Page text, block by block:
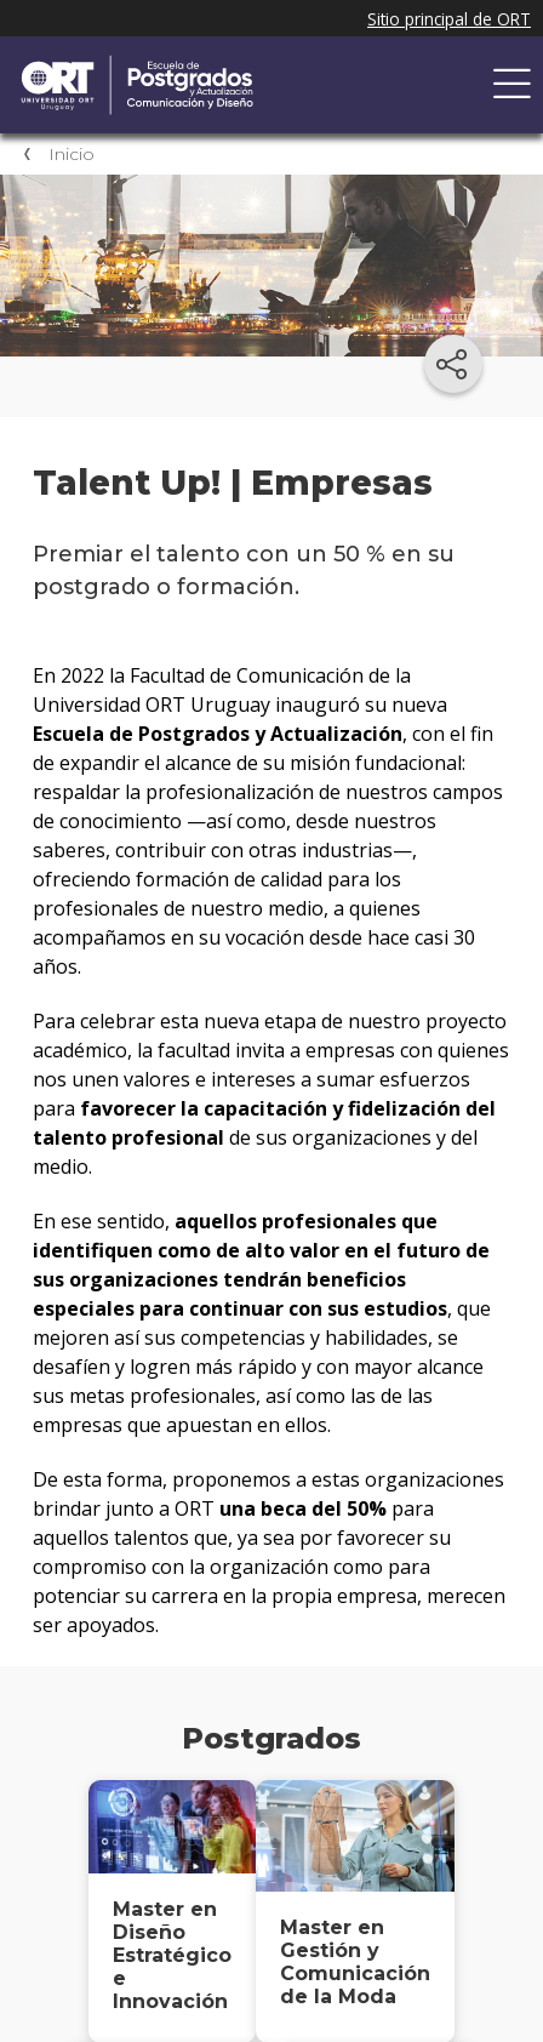
Inicio
Talent Up! | Empresas
Premiar el talento con un 50 % en su
postgrado o formación.
En 2022 la Facultad de Comunicación de la
Universidad ORT Uruguay inauguró su nueva
Escuela de Postgrados y Actualización, con el fin
de expandir el alcance de su misión fundacional:
respaldar la profesionalización de nuestros campos
de conocimiento —así como, desde nuestros
saberes, contribuir con otras industrias—,
ofreciendo formación de calidad para los
profesionales de nuestro medio, a quienes
acompañamos en su vocación desde hace casi 30
años.
Para celebrar esta nueva etapa de nuestro proyecto
académico, la facultad invita a empresas con quienes
nos unen valores e intereses a sumar esfuerzos
para favorecer la capacitación y fidelización del
talento profesional de sus organizaciones y del
medio.
En ese sentido, aquellos profesionales que
identifiquen como de alto valor en el futuro de
sus organizaciones tendrán beneficios
especiales para continuar con sus estudios, que
mejoren así sus competencias y habilidades, se
desafíen y logren más rápido y con mayor alcance
sus metas profesionales, así como las de las
empresas que apuestan en ellos.
De esta forma, proponemos a estas organizaciones
brindar junto a ORT una beca del 50% para
aquellos talentos que, ya sea por favorecer su
compromiso con la organización como para
potenciar su carrera en la propia empresa, merecen
ser apoyados.
Postgrados
Master en
Diseño
Estratégico
e
Innovación
Master en
Gestión y
Comunicación
de la Moda